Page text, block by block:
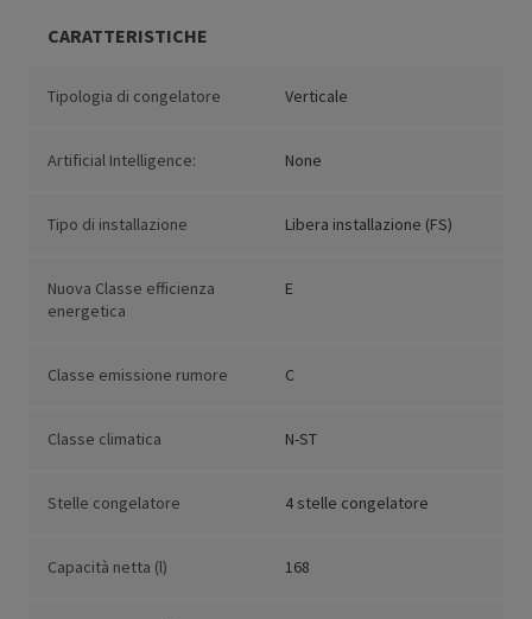
CARATTERISTICHE
Tipologia di congelatore Verticale
Artificial Intelligence: None
Tipo di installazione Libera installazione (FS)
Nuova Classe efficienza
energetica
E
Classe emissione rumore C
Classe climatica N-ST
Stelle congelatore 4 stelle congelatore
Capacità netta (l) 168